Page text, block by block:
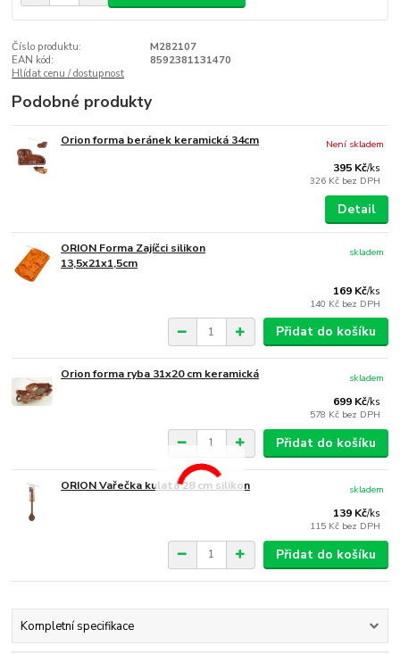
Číslo produktu:
M282107
EAN kód:
8592381131470
Hlídat cenu / dostupnost
Podobné produkty
Orion forma beránek keramická 34cm
395 Kč/ks
326 Kč bez DPH
Není skladem
Detail
ORION Forma Zajíčci silikon
13,5x21x1,5cm
169 Kč/ks
140 Kč bez DPH
skladem
Přidat do košíku
Orion forma ryba 31x20 cm keramická
699 Kč/ks
578 Kč bez DPH
skladem
Přidat do košíku
ORION Vařečka kulatá 28 cm silikon
139 Kč/ks
115 Kč bez DPH
skladem
Přidat do košíku
Kompletní specifikace